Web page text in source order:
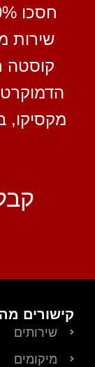
שירות
קוסטה
מקסיקו,
קישורים
שירותים
מיקומים